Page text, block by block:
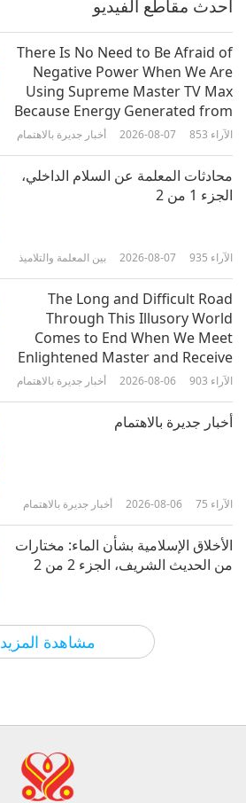
دكتور ستيفن جرير: توجيه الاتصال
السلمي والكشف عن الكائنات الفضائية
السلمية، الجزء 1 من 2
استكشاف أسرار التقمص والحياة
استكشاف الزمن: رحلة من حقول الكم
إلى الحكمة الروحية، الجزء 1 من 2
الآراء
2025-03-05 الآراء
مشاهدة المزيد
أحدث مقاطع الفيديو
There Is No Need to Be Afraid of
Negative Power When We Are
Using Supreme Master TV Max
Because Energy Generated from
It Is Far More Powerful than Any
أخبار جديرة بالاهتمام 2026-08-07 853 الآراء
محادثات المعلمة عن السلام الداخلي،
الجزء 1 من 2
بين المعلمة والتلاميذ 2026-08-07 935 الآراء
The Long and Difficult Road
Through This Illusory World
Comes to End When We Meet
Enlightened Master and Receive
Initiation
أخبار جديرة بالاهتمام 2026-08-06 903 الآراء
أخبار جديرة بالاهتمام
أخبار جديرة بالاهتمام 2026-08-06 75 الآراء
الأخلاق الإسلامية بشأن الماء: مختارات
من الحديث الشريف، الجزء 2 من 2
كلمات من الحكمة 2026-08-06
النخبة النباتية
محادثات المعلمة عن السلام الداخلي،